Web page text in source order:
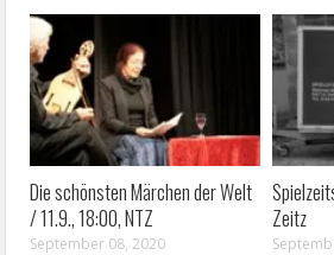
Die schönsten Märchen der Welt
/ 11.9., 18:00, NTZ
September 08, 2020
Zeitz